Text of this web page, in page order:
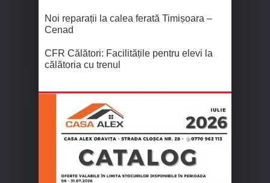
Noi reparații la calea ferată Timișoara –
Cenad
CFR Călători: Facilitățile pentru elevi la
călătoria cu trenul